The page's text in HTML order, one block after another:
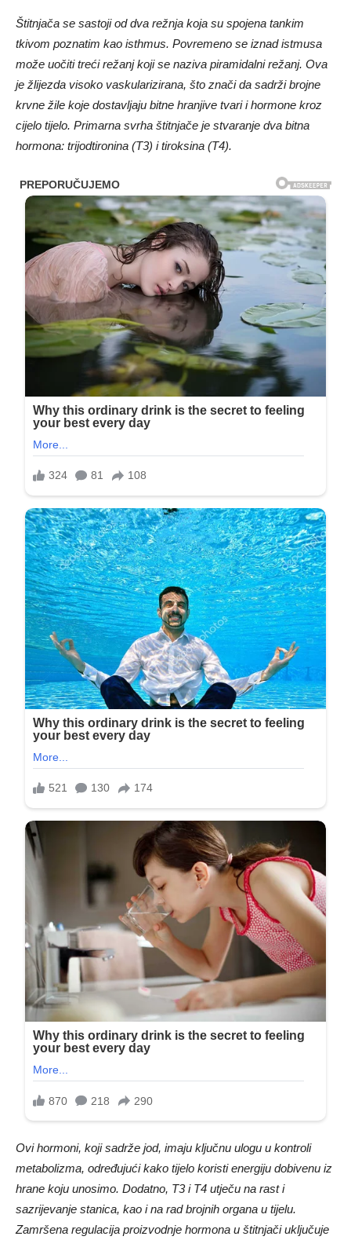
Štitnjača se sastoji od dva režnja koja su spojena tankim
tkivom poznatim kao isthmus. Povremeno se iznad istmusa
može uočiti treći režanj koji se naziva piramidalni režanj. Ova
je žlijezda visoko vaskularizirana, što znači da sadrži brojne
krvne žile koje dostavljaju bitne hranjive tvari i hormone kroz
cijelo tijelo. Primarna svrha štitnjače je stvaranje dva bitna
hormona: trijodtironina (T3) i tiroksina (T4).
Ovi hormoni, koji sadrže jod, imaju ključnu ulogu u kontroli
metabolizma, određujući kako tijelo koristi energiju dobivenu iz
hrane koju unosimo. Dodatno, T3 i T4 utječu na rast i
sazrijevanje stanica, kao i na rad brojnih organa u tijelu.
Zamršena regulacija proizvodnje hormona u štitnjači uključuje